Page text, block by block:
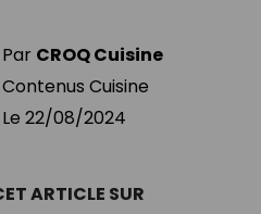
Par CROQ Cuisine
Contenus Cuisine
Le 22/08/2024
ARTICLE SUR